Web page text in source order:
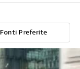
Fonti Preferite